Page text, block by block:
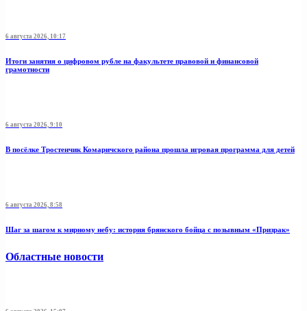
6 августа 2026, 10:17
Итоги занятия о цифровом рубле на факультете правовой и финансовой
грамотности
6 августа 2026, 9:10
В посёлке Тростенчик Комаричского района прошла игровая программа для детей
6 августа 2026, 8:58
Шаг за шагом к мирному небу: история брянского бойца с позывным «Призрак»
Областные новости